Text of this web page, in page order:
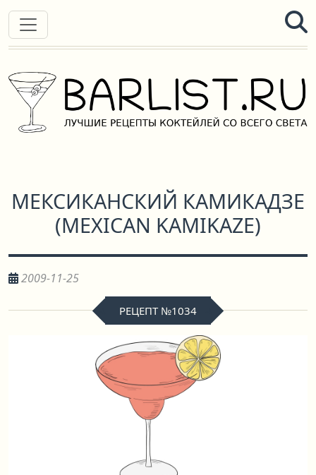
МЕКСИКАНСКИЙ КАМИКАДЗЕ
(MEXICAN KAMIKAZE)
2009-11-25
РЕЦЕПТ №1034